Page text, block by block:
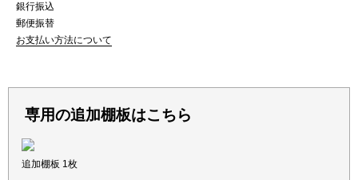
銀行振込
郵便振替
お支払い方法について
専用の追加棚板はこちら
追加棚板 1枚